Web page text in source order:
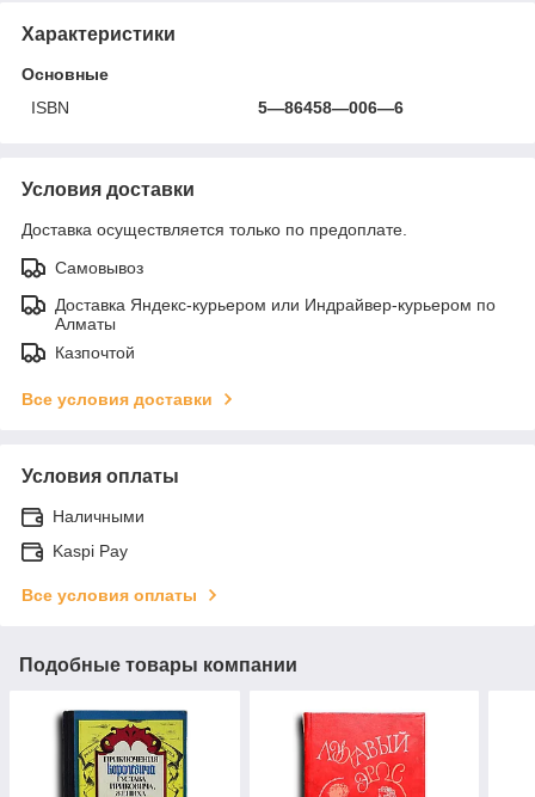
Характеристики
Основные
ISBN
5—86458—006—6
Условия доставки
Доставка осуществляется только по предоплате.
Самовывоз
Доставка Яндекс-курьером или Индрайвер-курьером по
Алматы
Казпочтой
Все условия доставки
Условия оплаты
Наличными
Kaspi Pay
Все условия оплаты
Подобные товары компании